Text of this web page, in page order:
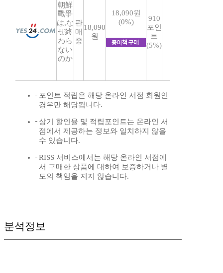
朝鮮
戰爭
は,な
ぜ終
わら
ない
のか
판
매
중
18,090
원
18,090원
(0%)
910
포인
트
(5%)
포인트 적립은 해당 온라인 서점 회원인
경우만 해당됩니다.
상기 할인율 및 적립포인트는 온라인 서
점에서 제공하는 정보와 일치하지 않을
수 있습니다.
RISS 서비스에서는 해당 온라인 서점에
서 구매한 상품에 대하여 보증하거나 별
도의 책임을 지지 않습니다.
분석정보